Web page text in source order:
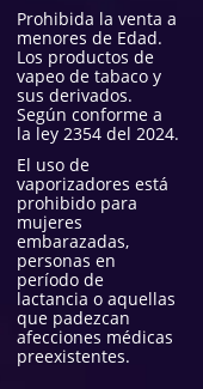
Prohibida la venta a
menores de Edad.
Los productos de
vapeo de tabaco y
sus derivados.
Según conforme a
la ley 2354 del 2024.
El uso de
vaporizadores está
prohibido para
mujeres
embarazadas,
personas en
período de
lactancia o aquellas
que padezcan
afecciones médicas
preexistentes.